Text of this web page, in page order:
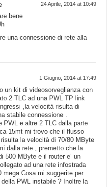
24 Aprile, 2014 at 10:49
bene
una connessione di rete alla
1 Giugno, 2014 at 17:49
un kit di videosorveglianza con
2 TLC ad una PWL TP link
,la velocità risulta di
stabile connessione .
PWL e altre 2 TLC dalla parte
15mt mi trovo che il flusso
risulta la velocità di 70/80 MByte
dalla rete , premetto che la
500 MByte e il router e’ un
ad una rete infostrada
mega.Cosa mi suggerite per
della PWL instabile ? Inoltre la